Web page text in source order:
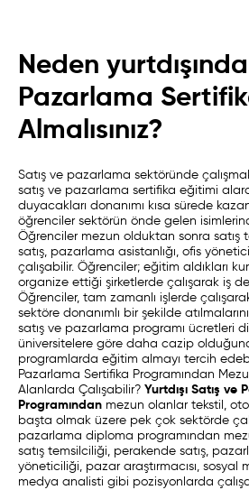
Neden
Pazarlama
Almalısınız?
Satış ve pazarlama sektöründe
satış ve pazarlama sertifika eğitimi
duyacakları donanımı kısa sürede
öğrenciler sektörün önde gelen
Öğrenciler mezun olduktan sonra satış
satış, pazarlama asistanlığı, ofis
çalışabilir. Öğrenciler; eğitim aldıkları
organize ettiği şirketlerde çalışarak iş
Öğrenciler, tam zamanlı işlerde
sektöre donanımlı bir şekilde
satış ve pazarlama programı ücretleri
üniversitelere göre daha cazip
programlarda eğitim almayı tercih
Pazarlama Sertifika Programından
Alanlarda Çalışabilir? Yurtdışı Satış
Programından mezun olanlar tekstil,
başta olmak üzere pek çok sektörde
pazarlama diploma programından
satış temsilciliği, perakende satış,
yöneticiliği, pazar araştırmacısı, sosyal
medya analisti gibi pozisyonlarda